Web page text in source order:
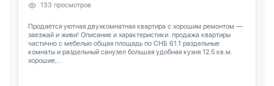
133 просмотров
Продаётся уютная двухкомнатная квартира с хорошим ремонтом —
заезжай и живи! Описание и характеристики: продажа квартиры
частично с мебелью общая площадь по СНБ 61.1 раздельные
комнаты и раздельный санузел большая удобная кухня 12.5 кв.м.
хорошие,...